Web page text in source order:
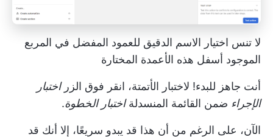
لا تنس اختيار الاسم الدقيق للعمود المفضل في المربع
الموجود أسفل هذه الأعمدة المختارة
أنت جاهز للبدء! لاختبار الأتمتة، انقر فوق الزراختبار
الإجراء ضمن القائمة المنسدلةاختبار الخطوة.
الآن، على الرغم من أن هذا قد يبدو سريعًا، إلا أنك قد